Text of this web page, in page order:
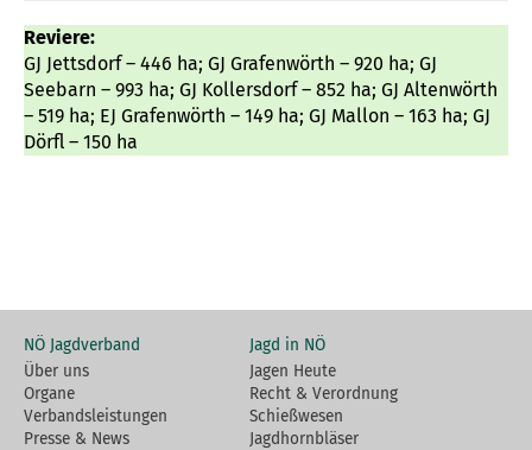
Reviere:
GJ Jettsdorf – 446 ha; GJ Grafenwörth – 920 ha; GJ
Seebarn – 993 ha; GJ Kollersdorf – 852 ha; GJ Altenwörth
– 519 ha; EJ Grafenwörth – 149 ha; GJ Mallon – 163 ha; GJ
Dörfl – 150 ha
NÖ Jagdverband
Über uns
Organe
Verbandsleistungen
Presse & News
Jagd in NÖ
Jagen Heute
Recht & Verordnung
Schießwesen
Jagdhornbläser